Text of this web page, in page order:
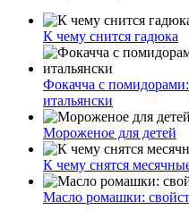
К чему снится гадюка
Фокачча с
итальянски
Мороженое для детей
К чему снятся
Масло ромашки: